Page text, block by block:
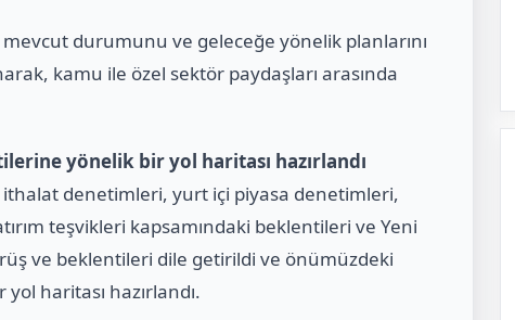
durumunu ve geleceğe yönelik planlarını
kamu ile özel sektör paydaşları arasında
yönelik bir yol haritası hazırlandı
denetimleri, yurt içi piyasa denetimleri,
teşvikleri kapsamındaki beklentileri ve Yeni
ve beklentileri dile getirildi ve önümüzdeki
haritası hazırlandı.